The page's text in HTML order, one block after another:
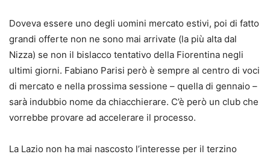
Doveva essere uno degli uomini mercato estivi, poi di fatto
grandi offerte non ne sono mai arrivate (la più alta dal
Nizza) se non il bislacco tentativo della Fiorentina negli
ultimi giorni. Fabiano Parisi però è sempre al centro di voci
di mercato e nella prossima sessione – quella di gennaio –
sarà indubbio nome da chiacchierare. C’è però un club che
vorrebbe provare ad accelerare il processo.
La Lazio non ha mai nascosto l’interesse per il terzino